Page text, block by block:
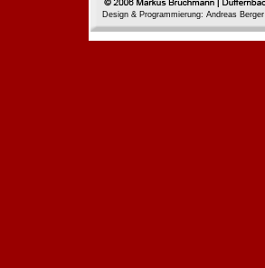
Design & Programmierung: Andreas Berger